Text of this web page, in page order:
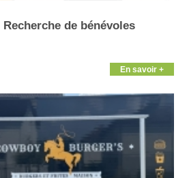
de bénévoles
En savoir +